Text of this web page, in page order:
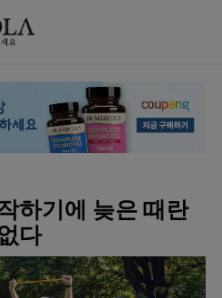
하기에 늦은 때란
다